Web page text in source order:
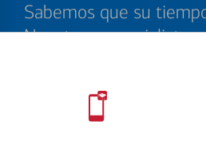
Sabemos que su
Nuestros especialistas
Programar ahora